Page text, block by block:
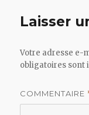
Laisser
Votre adresse e-
obligatoires sont
COMMENTAIRE